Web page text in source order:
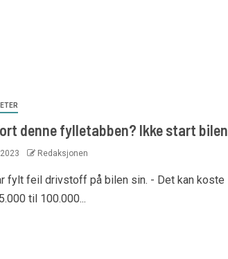
denne fylletabben? Ikke start bilen
Redaksjonen
fylt feil drivstoff på bilen sin. - Det kan koste
til 100.000...